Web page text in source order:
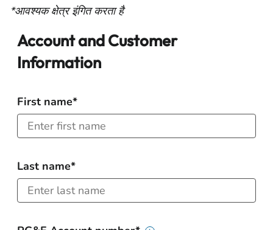
*आवश्यक क्षेत्र इंगित करता है